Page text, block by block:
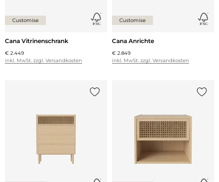
Customise
Cana Vitrinenschrank
€ 2.449
inkl. MwSt. zzgl. Versandkosten
Customise
Cana Anrichte
€ 2.849
inkl. MwSt. zzgl. Versandkosten